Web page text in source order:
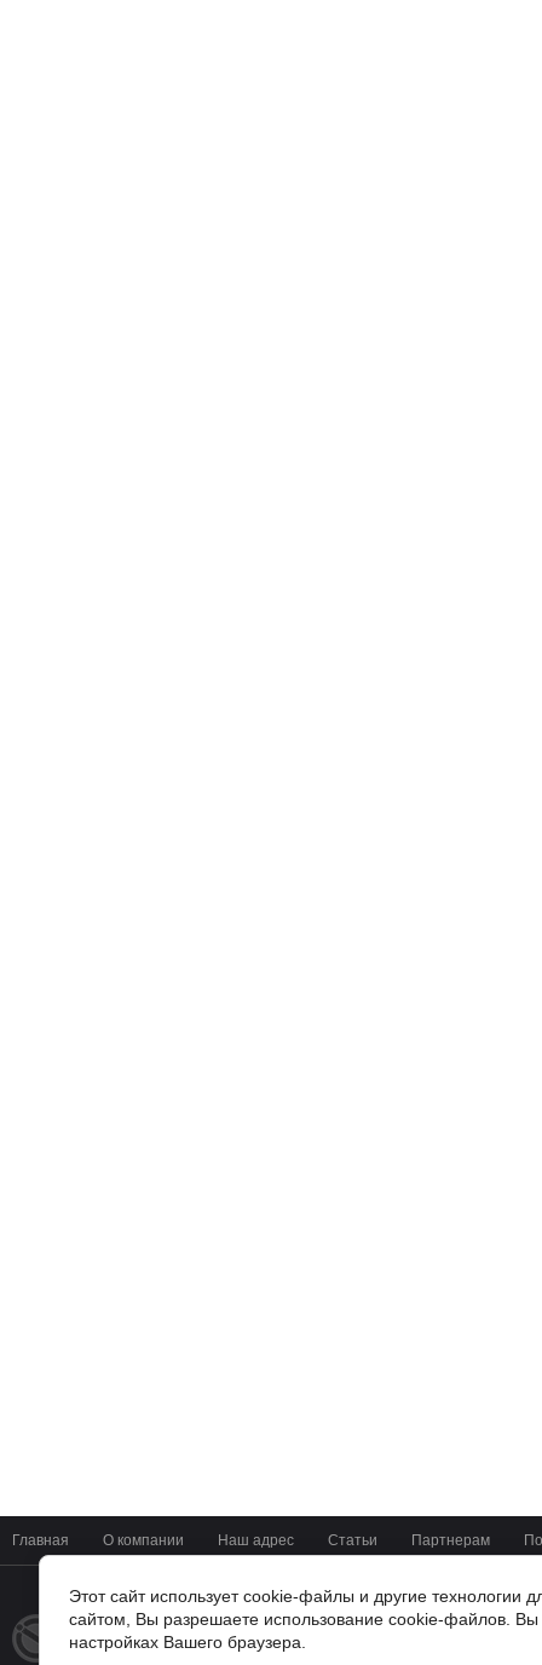
Главная О компании Наш адрес Статьи Партнерам
© 2014 - 2026
Мир Цифровых Систем
+7(4722) 37-42-01
Этот сайт использует cookie-файлы и другие технологии
сайтом, Вы разрешаете использование cookie-файлов.
настройках Вашего браузера.